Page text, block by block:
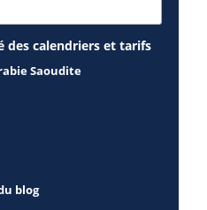
des calendriers et tarifs
Saoudite
blog